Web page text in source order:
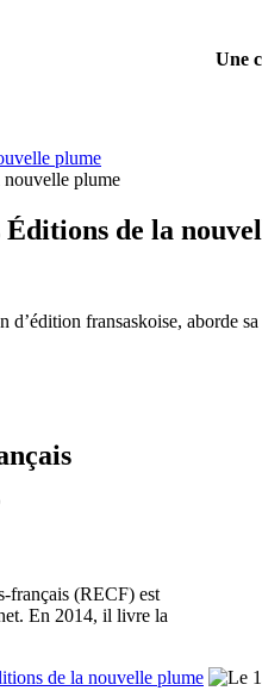
Une
plume
de la
fransaskoise, aborde
français (RECF) est
En 2014, il livre la
de la nouvelle plume